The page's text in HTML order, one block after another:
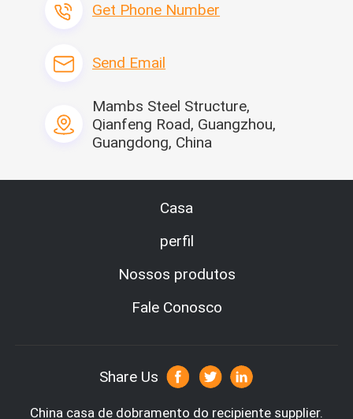
Get Phone Number
Send Email
Mambs Steel Structure,
Qianfeng Road, Guangzhou,
Guangdong, China
Casa
perfil
Nossos produtos
Fale Conosco
Share Us
China casa de dobramento do recipiente supplier.